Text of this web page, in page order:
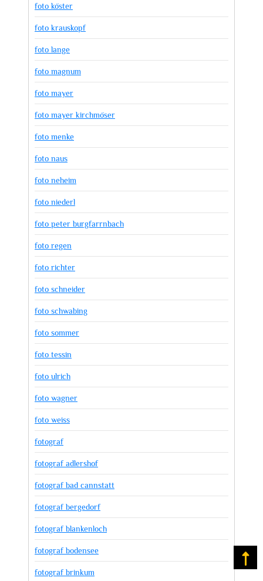
foto köster
foto krauskopf
foto lange
foto magnum
foto mayer
foto mayer kirchmöser
foto menke
foto naus
foto neheim
foto niederl
foto peter burgfarrnbach
foto regen
foto richter
foto schneider
foto schwabing
foto sommer
foto tessin
foto ulrich
foto wagner
foto weiss
fotograf
fotograf adlershof
fotograf bad cannstatt
fotograf bergedorf
fotograf blankenloch
fotograf bodensee
fotograf brinkum